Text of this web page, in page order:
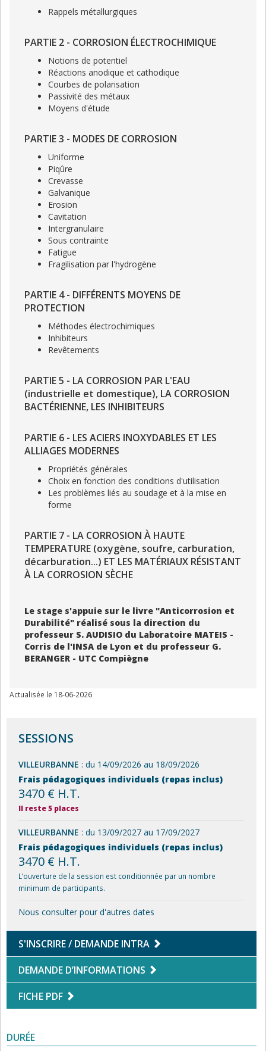
Rappels métallurgiques
PARTIE 2 - CORROSION ÉLECTROCHIMIQUE
Notions de potentiel
Réactions anodique et cathodique
Courbes de polarisation
Passivité des métaux
Moyens d'étude
PARTIE 3 - MODES DE CORROSION
Uniforme
Piqûre
Crevasse
Galvanique
Erosion
Cavitation
Intergranulaire
Sous contrainte
Fatigue
Fragilisation par l'hydrogène
PARTIE 4 - DIFFÉRENTS MOYENS DE
PROTECTION
Méthodes électrochimiques
Inhibiteurs
Revêtements
PARTIE 5 - LA CORROSION PAR L'EAU
(industrielle et domestique), LA CORROSION
BACTÉRIENNE, LES INHIBITEURS
PARTIE 6 - LES ACIERS INOXYDABLES ET LES
ALLIAGES MODERNES
Propriétés générales
Choix en fonction des conditions d'utilisation
Les problèmes liés au soudage et à la mise en
forme
PARTIE 7 - LA CORROSION À HAUTE
TEMPERATURE (oxygène, soufre, carburation,
décarburation...) ET LES MATÉRIAUX RÉSISTANT
À LA CORROSION SÈCHE
Le stage s'appuie sur le livre "Anticorrosion et
Durabilité" réalisé sous la direction du
professeur S. AUDISIO du Laboratoire MATEIS -
Corris de l'INSA de Lyon et du professeur G.
BERANGER - UTC Compiègne
Actualisée le 18-06-2026
SESSIONS
VILLEURBANNE : du 14/09/2026 au 18/09/2026
Frais pédagogiques individuels (repas inclus)
3470 € H.T.
Il reste 5 places
VILLEURBANNE : du 13/09/2027 au 17/09/2027
Frais pédagogiques individuels (repas inclus)
3470 € H.T.
L’ouverture de la session est conditionnée par un nombre
minimum de participants.
Nous consulter pour d'autres dates
S'INSCRIRE / DEMANDE INTRA
DEMANDE D’INFORMATIONS
FICHE PDF
DURÉE